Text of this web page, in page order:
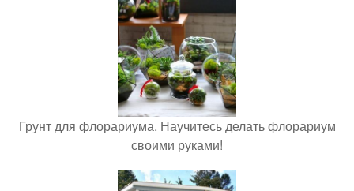
Грунт для флорариума. Научитесь делать флорариум
своими руками!